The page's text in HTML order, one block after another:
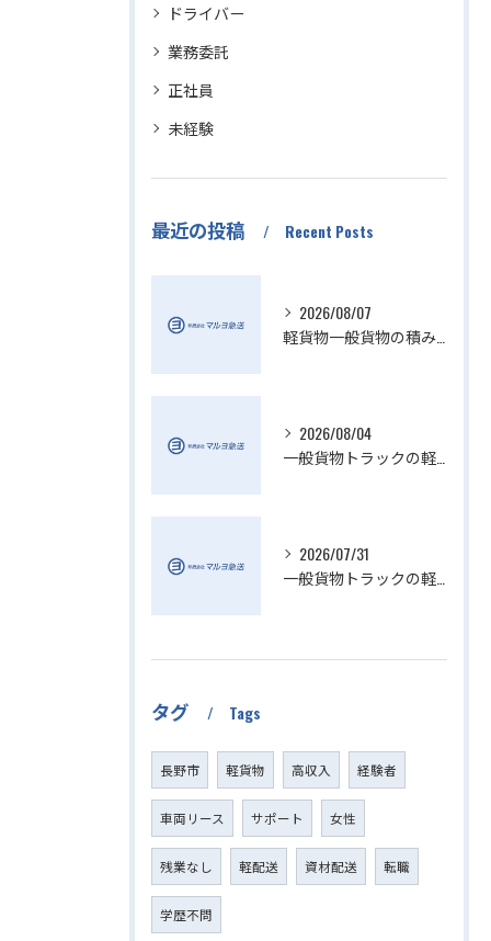
ドライバー
業務委託
正社員
未経験
最近の投稿 Recent Posts
2026/08/07
2026/08/04
2026/07/31
タグ Tags
長野市 軽貨物 高収入 経験者
車両リース サポート 女性
残業なし 軽配送 資材配送 転職
学歴不問